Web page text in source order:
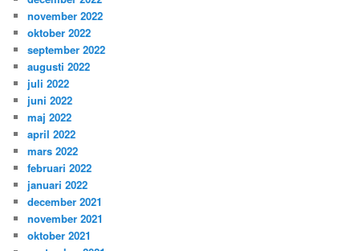
november 2022
oktober 2022
september 2022
augusti 2022
juli 2022
juni 2022
maj 2022
april 2022
mars 2022
februari 2022
januari 2022
december 2021
november 2021
oktober 2021